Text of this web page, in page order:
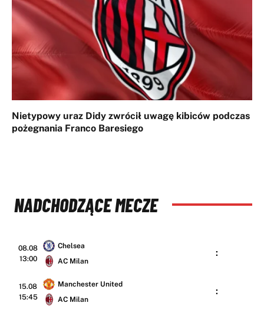
Nietypowy uraz Didy zwrócił uwagę kibiców podczas
pożegnania Franco Baresiego
NADCHODZĄCE MECZE
08.08
13:00
Chelsea
AC Milan
:
15.08
15:45
Manchester United
AC Milan
: